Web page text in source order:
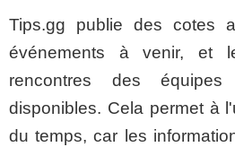
Tips.gg publie des cotes
événements à venir, et
rencontres des équipes
disponibles. Cela permet à
du temps, car les